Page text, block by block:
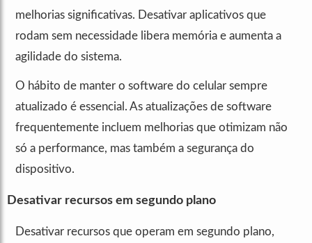
melhorias significativas. Desativar aplicativos que
rodam sem necessidade libera memória e aumenta a
agilidade do sistema.
O hábito de manter o software do celular sempre
atualizado é essencial. As atualizações de software
frequentemente incluem melhorias que otimizam não
só a performance, mas também a segurança do
dispositivo.
Desativar recursos em segundo plano
Desativar recursos que operam em segundo plano,